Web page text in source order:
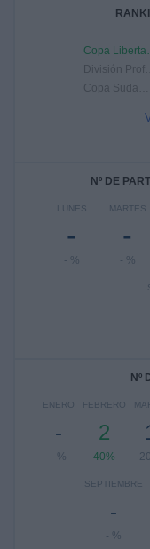
Nº DE
LUNES
-
- %
MARTES
-
- %
Nº
ENERO
-
- %
FEBRERO
2
40%
SEPTIEMBRE
-
- %